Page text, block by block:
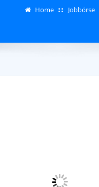
Home Jobbörse